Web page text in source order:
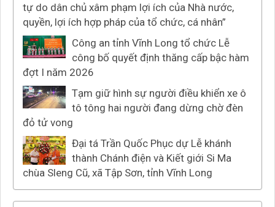
tự do dân chủ xâm phạm lợi ích của Nhà nước,
quyền, lợi ích hợp pháp của tổ chức, cá nhân”
Công an tỉnh Vĩnh Long tổ chức Lễ
công bố quyết định thăng cấp bậc hàm
đợt I năm 2026
Tạm giữ hình sự người điều khiển xe ô
tô tông hai người đang dừng chờ đèn
đỏ tử vong
Đại tá Trần Quốc Phục dự Lễ khánh
thành Chánh điện và Kiết giới Si Ma
chùa Sleng Cũ, xã Tập Sơn, tỉnh Vĩnh Long